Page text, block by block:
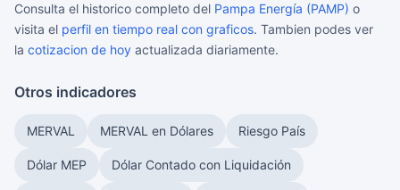
Consulta el historico completo del Pampa Energía (PAMP) o
visita el perfil en tiempo real con graficos. Tambien podes ver
la cotizacion de hoy actualizada diariamente.
Otros indicadores
MERVAL MERVAL en Dólares Riesgo País
Dólar MEP Dólar Contado con Liquidación